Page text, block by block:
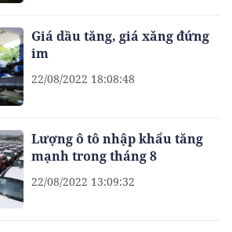
Giá dầu tăng, giá xăng đứng
im
22/08/2022 18:08:48
Lượng ô tô nhập khẩu tăng
mạnh trong tháng 8
22/08/2022 13:09:32